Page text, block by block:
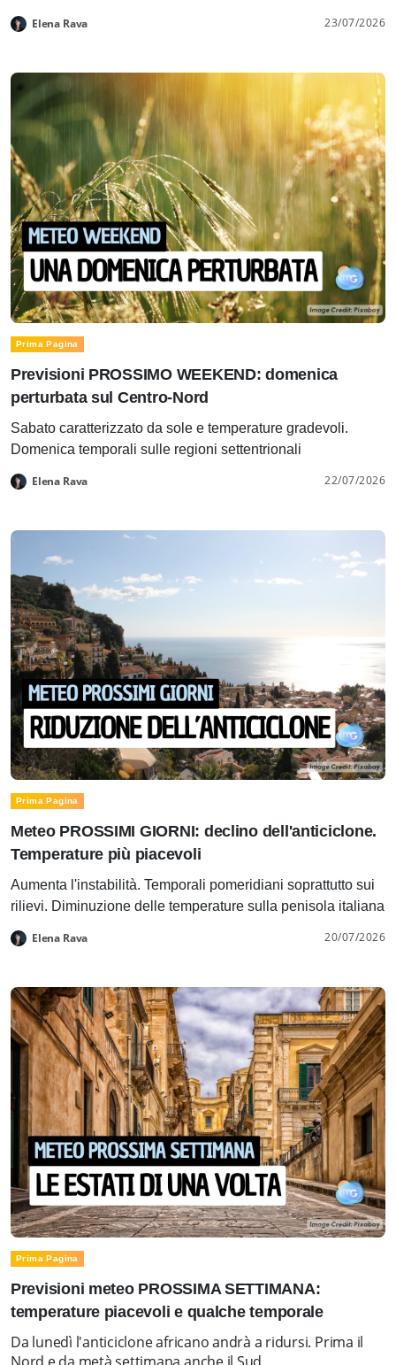
Elena Rava 23/07/2026
Prima Pagina
Previsioni PROSSIMO WEEKEND: domenica
perturbata sul Centro-Nord
Sabato caratterizzato da sole e temperature gradevoli.
Domenica temporali sulle regioni settentrionali
Elena Rava 22/07/2026
Prima Pagina
Meteo PROSSIMI GIORNI: declino dell'anticiclone.
Temperature più piacevoli
Aumenta l'instabilità. Temporali pomeridiani soprattutto sui
rilievi. Diminuzione delle temperature sulla penisola italiana
Elena Rava 20/07/2026
Prima Pagina
Previsioni meteo PROSSIMA SETTIMANA:
temperature piacevoli e qualche temporale
Da lunedì l'anticiclone africano andrà a ridursi. Prima il